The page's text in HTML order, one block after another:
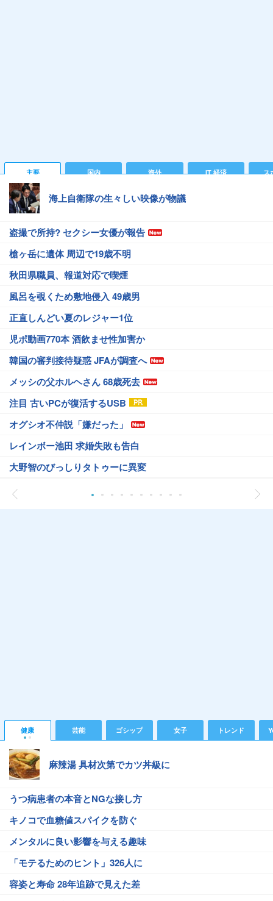
主要 国内 海外 IT 経済 ス
海上自衛隊の生々しい映像が物議
盗撮で所持? セクシー女優が報告
槍ヶ岳に遺体 周辺で19歳不明
秋田県職員、報道対応で喫煙
風呂を覗くため敷地侵入 49歳男
正直しんどい夏のレジャー1位
児ポ動画770本 酒飲ませ性加害か
韓国の審判接待疑惑 JFAが調査へ
メッシの父ホルヘさん 68歳死去
注目 古いPCが復活するUSB
オグシオ不仲説「嫌だった」
レインボー池田 求婚失敗も告白
大野智のびっしりタトゥーに異変
健康 芸能 ゴシップ 女子 トレンド
麻辣湯 具材次第でカツ丼級に
うつ病患者の本音とNGな接し方
キノコで血糖値スパイクを防ぐ
メンタルに良い影響を与える趣味
「モテるためのヒント」326人に
容姿と寿命 28年追跡で見えた差